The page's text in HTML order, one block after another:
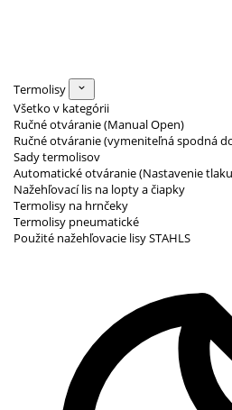
Termolisy
Všetko v kategórii
Ručné otváranie (Manual Open)
Ručné otváranie (vymeniteľná spodná
Sady termolisov
Automatické otváranie (Nastavenie
Nažehľovací lis na lopty a čiapky
Termolisy na hrnčeky
Termolisy pneumatické
Použité nažehľovacie lisy STAHLS